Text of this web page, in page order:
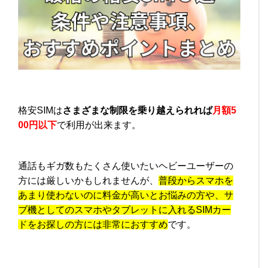
格安SIMはさまざまな制限を乗り越えられれば月額5
00円以下で利用が出来ます。
通話もギガ数もたくさん使いたいヘビーユーザーの
方には厳しいかもしれませんが、普段からスマホを
あまり使わないのに料金が高いとお悩みの方や、サ
ブ機としてのスマホやタブレットに入れるSIMカー
ドをお探しの方には非常におすすめです。